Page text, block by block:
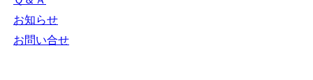
お知らせ
お問い合せ